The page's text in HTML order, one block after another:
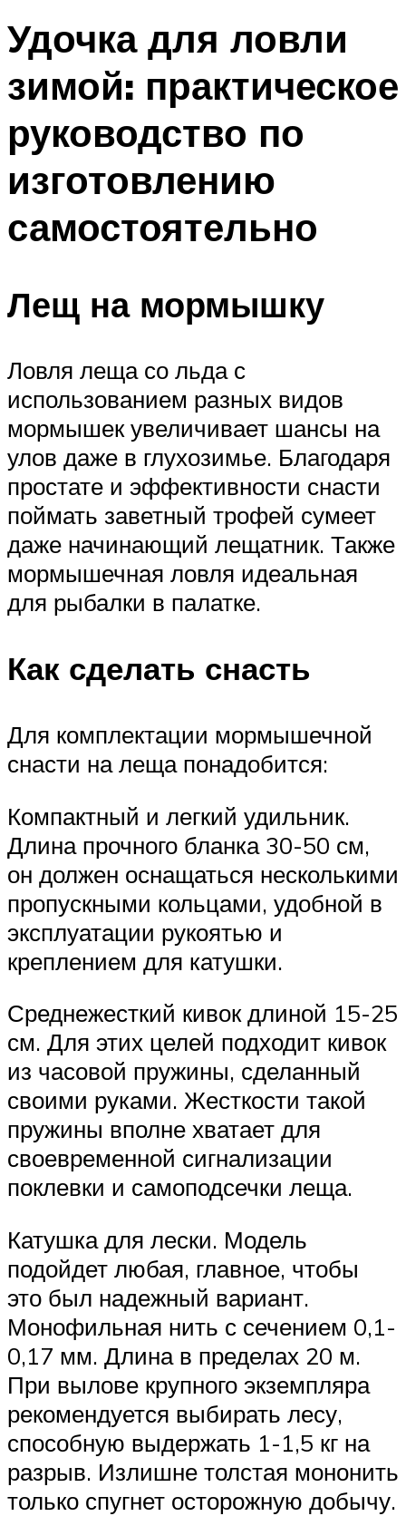
Удочка для ловли
зимой: практическое
руководство по
изготовлению
самостоятельно
Лещ на мормышку
Ловля леща со льда с
использованием разных видов
мормышек увеличивает шансы на
улов даже в глухозимье. Благодаря
простате и эффективности снасти
поймать заветный трофей сумеет
даже начинающий лещатник. Также
мормышечная ловля идеальная
для рыбалки в палатке.
Как сделать снасть
Для комплектации мормышечной
снасти на леща понадобится:
Компактный и легкий удильник.
Длина прочного бланка 30-50 см,
он должен оснащаться несколькими
пропускными кольцами, удобной в
эксплуатации рукоятью и
креплением для катушки.
Среднежесткий кивок длиной 15-25
см. Для этих целей подходит кивок
из часовой пружины, сделанный
своими руками. Жесткости такой
пружины вполне хватает для
своевременной сигнализации
поклевки и самоподсечки леща.
Катушка для лески. Модель
подойдет любая, главное, чтобы
это был надежный вариант.
Монофильная нить с сечением 0,1-
0,17 мм. Длина в пределах 20 м.
При вылове крупного экземпляра
рекомендуется выбирать лесу,
способную выдержать 1-1,5 кг на
разрыв. Излишне толстая мононить
только спугнет осторожную добычу.